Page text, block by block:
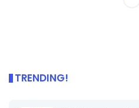
TRENDING!